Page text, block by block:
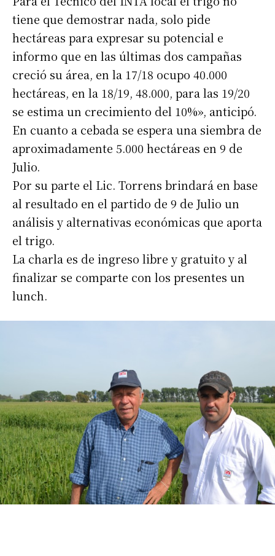
tiene que demostrar nada, solo pide
hectáreas para expresar su potencial e
informo que en las últimas dos campañas
creció su área, en la 17/18 ocupo 40.000
hectáreas, en la 18/19, 48.000, para las 19/20
se estima un crecimiento del 10%», anticipó.
En cuanto a cebada se espera una siembra de
aproximadamente 5.000 hectáreas en 9 de
Julio.
Por su parte el Lic. Torrens brindará en base
al resultado en el partido de 9 de Julio un
análisis y alternativas económicas que aporta
el trigo.
La charla es de ingreso libre y gratuito y al
finalizar se comparte con los presentes un
lunch.